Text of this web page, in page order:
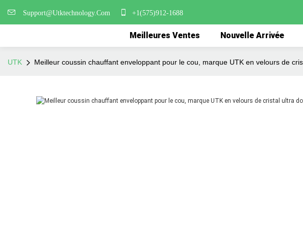
Support@Utktechnology.Com +1(575)912-1688
Meilleures Ventes Nouvelle Arrivée
UTK Meilleur coussin chauffant enveloppant pour le cou, marque UTK en velours de